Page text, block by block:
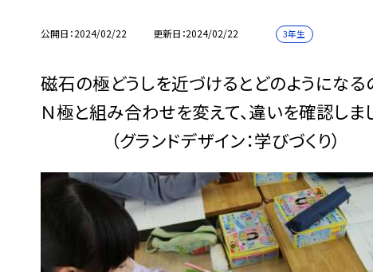
公開日 2024/02/22 更新日 2024/02/22 3年生
磁石の極どうしを近づけるとどのようになる
Ｎ極と組み合わせを変えて、違いを確認しま
（グランドデザイン：学びづくり）